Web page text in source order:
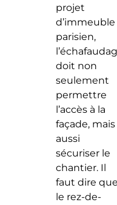
projet
d’immeuble
parisien,
doit non
seulement
permettre
l’accès à la
façade, mais
aussi
sécuriser le
chantier. Il
faut dire que
le rez-de-